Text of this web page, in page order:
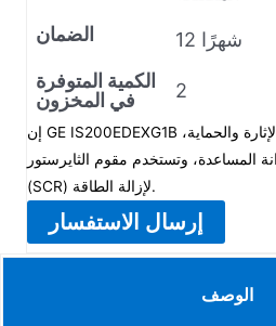
الضمان
12 شهرًا
الكمية المتوفرة
في المخزون
2
إن GE IS200EDEXG1B عبارة عن لوحة جسر إزالة الإثارة والحماية،
المساعدة، وتستخدم مقوم الثايرستور
(SCR) لإزالة الطاقة.
إرسال الاستفسار
الوصف